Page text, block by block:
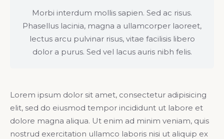
Morbi interdum mollis sapien. Sed ac risus.
Phasellus lacinia, magna a ullamcorper laoreet,
lectus arcu pulvinar risus, vitae facilisis libero
dolor a purus. Sed vel lacus auris nibh felis.
Lorem ipsum dolor sit amet, consectetur adipisicing
elit, sed do eiusmod tempor incididunt ut labore et
dolore magna aliqua. Ut enim ad minim veniam, quis
nostrud exercitation ullamco laboris nisi ut aliquip ex